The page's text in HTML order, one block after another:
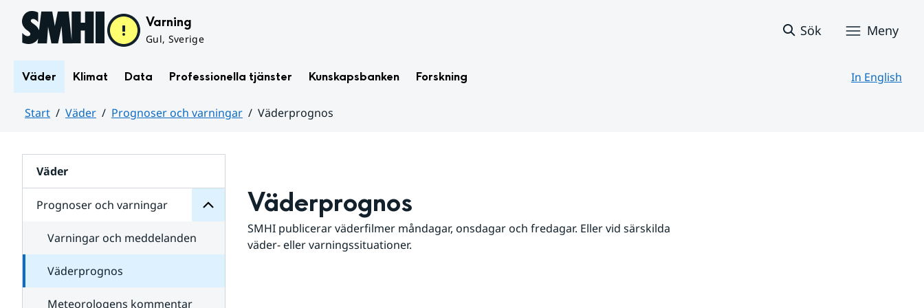
Hoppa till sidans innehåll Varning
Gul, Sverige
Sök Meny
Väder Klimat Data Professionella tjänster Kunskapsbanken Forskning In English
Start Väder Prognoser och varningar
Väderprognos
Väder
Prognoser och varningar
för
varningar
Varningar och meddelanden
Väderprognos
Meteorologens kommentar
Väderprognos
SMHI publicerar väderfilmer måndagar, onsdagar och fredagar. Eller vid särskilda
väder- eller varningssituationer.